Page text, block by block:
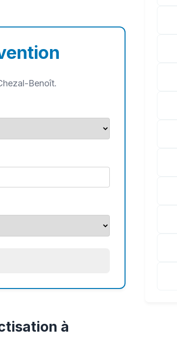
Benoît.
à